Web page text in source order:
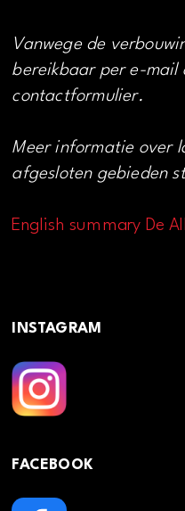
Vanwege de
bereikbaar per e-mail
contactformulier.
Meer informatie over
afgesloten gebieden
English summary De
INSTAGRAM
FACEBOOK